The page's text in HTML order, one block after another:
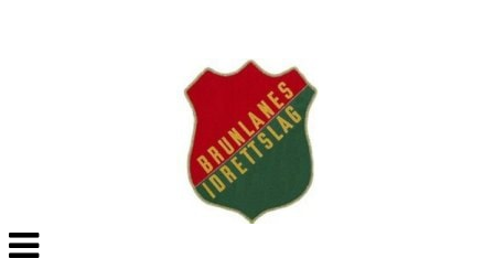
Veksle
navigasjon